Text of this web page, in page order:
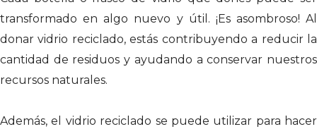
transformado en algo nuevo y útil. ¡Es asombroso! Al
donar vidrio reciclado, estás contribuyendo a reducir la
cantidad de residuos y ayudando a conservar nuestros
recursos naturales.
Además, el vidrio reciclado se puede utilizar para hacer